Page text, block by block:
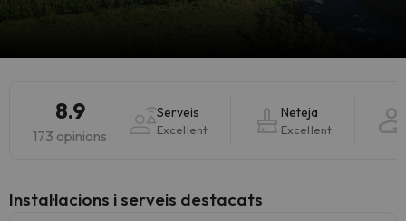
8.9
173 opinions
Serveis
Excel·lent
Neteja
Excel·lent
Instal·lacions i serveis destacats